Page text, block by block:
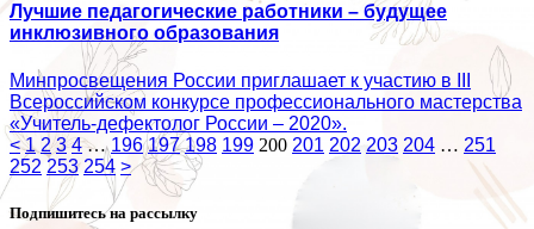
Лучшие педагогические работники – будущее
инклюзивного образования
Минпросвещения России приглашает к участию в III
Всероссийском конкурсе профессионального мастерства
«Учитель-дефектолог России – 2020».
< 1 2 3 4 … 196 197 198 199 200 201 202 203 204 … 251
252 253 254 >
Подпишитесь на рассылку